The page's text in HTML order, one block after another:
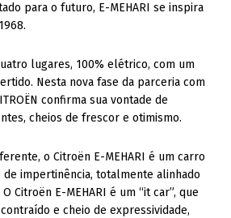
para o futuro, E-MEHARI se inspira
lugares, 100% elétrico, com um
Nesta nova fase da parceria com
confirma sua vontade de
cheios de frescor e otimismo.
o Citroën E-MEHARI é um carro
de impertinência, totalmente alinhado
Citroën E-MEHARI é um “it car”, que
e cheio de expressividade,